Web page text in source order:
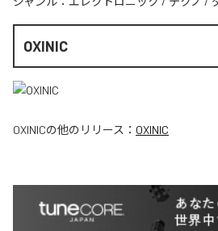
OXINIC
OXINICの他のリリース： OXINIC